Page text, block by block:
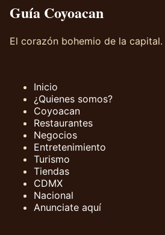
Guía Coyoacan
El corazón bohemio de la capital.
Inicio
¿Quienes somos?
Coyoacan
Restaurantes
Negocios
Entretenimiento
Turismo
Tiendas
CDMX
Nacional
Anunciate aquí